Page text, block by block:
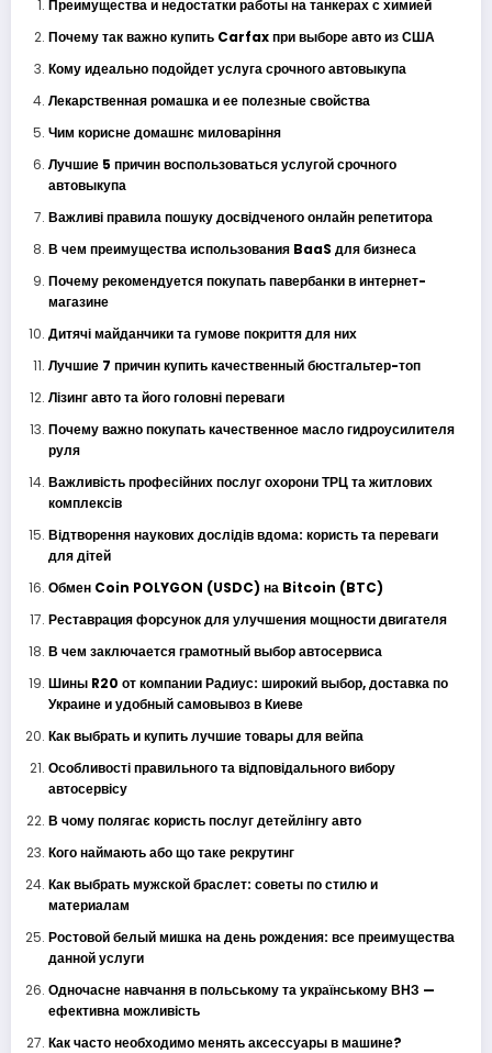
Преимущества и недостатки работы на танкерах с химией
Почему так важно купить Carfax при выборе авто из США
Кому идеально подойдет услуга срочного автовыкупа
Лекарственная ромашка и ее полезные свойства
Чим корисне домашнє миловаріння
Лучшие 5 причин воспользоваться услугой срочного
автовыкупа
Важливі правила пошуку досвідченого онлайн репетитора
В чем преимущества использования BaaS для бизнеса
Почему рекомендуется покупать павербанки в интернет-
магазине
Дитячі майданчики та гумове покриття для них
Лучшие 7 причин купить качественный бюстгальтер-топ
Лізинг авто та його головні переваги
Почему важно покупать качественное масло гидроусилителя
руля
Важливість професійних послуг охорони ТРЦ та житлових
комплексів
Відтворення наукових дослідів вдома: користь та переваги
для дітей
Обмен Coin POLYGON (USDC) на Bitcoin (BTC)
Реставрация форсунок для улучшения мощности двигателя
В чем заключается грамотный выбор автосервиса
Шины R20 от компании Радиус: широкий выбор, доставка по
Украине и удобный самовывоз в Киеве
Как выбрать и купить лучшие товары для вейпа
Особливості правильного та відповідального вибору
автосервісу
В чому полягає користь послуг детейлінгу авто
Кого наймають або що таке рекрутинг
Как выбрать мужской браслет: советы по стилю и
материалам
Ростовой белый мишка на день рождения: все преимущества
данной услуги
Одночасне навчання в польському та українському ВНЗ —
ефективна можливість
Как часто необходимо менять аксессуары в машине?